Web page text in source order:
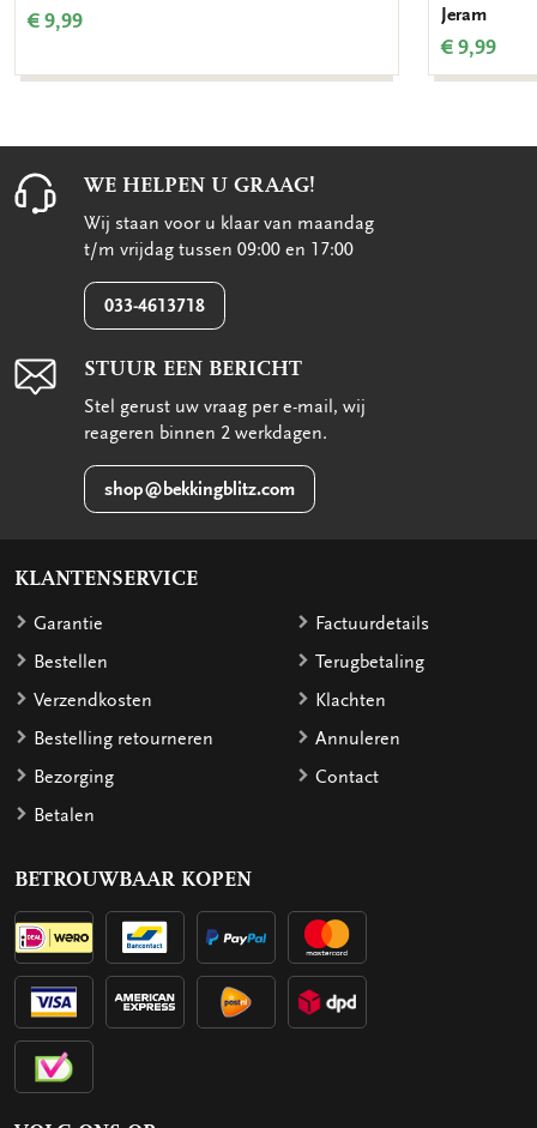
€ 9,99
Jeram
€ 9,99
WE HELPEN U GRAAG!
Wij staan voor u klaar van maandag
t/m vrijdag tussen 09:00 en 17:00
033-4613718
STUUR EEN BERICHT
Stel gerust uw vraag per e-mail, wij
reageren binnen 2 werkdagen.
shop@bekkingblitz.com
KLANTENSERVICE
Garantie
Bestellen
Verzendkosten
Bestelling retourneren
Bezorging
Betalen
Factuurdetails
Terugbetaling
Klachten
Annuleren
Contact
BETROUWBAAR KOPEN